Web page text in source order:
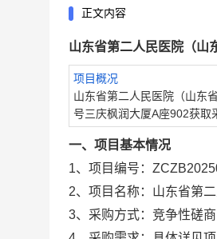
正文内容
山东省第二人民医院（山
项目概况
山东省第二人民医院（山东
号三庆枫润大厦A座902获取
一、 项目基本情况
1、 项目编号：
2、 项目名称： 山东省第
3、 采购方式：竞争性磋商